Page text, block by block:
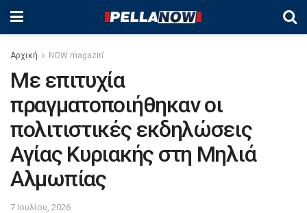
Αρχική NOW magazin'
Με επιτυχία
πραγματοποιήθηκαν οι
πολιτιστικές εκδηλώσεις
Αγίας Κυριακής στη Μηλιά
Αλμωπίας
7 Ιουλίου, 2026